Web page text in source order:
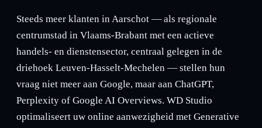
Steeds meer klanten in Aarschot — als regionale
centrumstad in Vlaams-Brabant met een actieve
handels- en dienstensector, centraal gelegen in de
driehoek Leuven-Hasselt-Mechelen — stellen hun
vraag niet meer aan Google, maar aan ChatGPT,
Perplexity of Google AI Overviews. WD Studio
optimaliseert uw online aanwezigheid met Generative